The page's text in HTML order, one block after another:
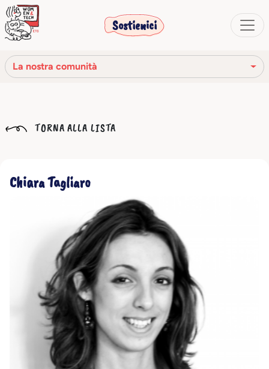
Sostienici
La nostra comunità
La nostra storia
Il nostro network
La nostra comunità
TORNA ALLA LISTA
Chiara Tagliaro